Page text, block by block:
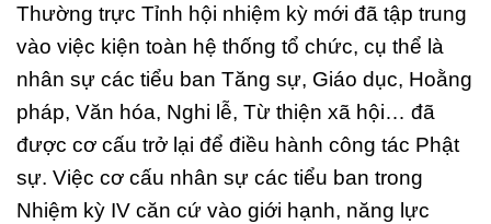
Thường trực Tỉnh hội nhiệm kỳ mới đã tập trung
vào việc kiện toàn hệ thống tổ chức, cụ thể là
nhân sự các tiểu ban Tăng sự, Giáo dục, Hoằng
pháp, Văn hóa, Nghi lễ, Từ thiện xã hội… đã
được cơ cấu trở lại để điều hành công tác Phật
sự. Việc cơ cấu nhân sự các tiểu ban trong
Nhiệm kỳ IV căn cứ vào giới hạnh, năng lực